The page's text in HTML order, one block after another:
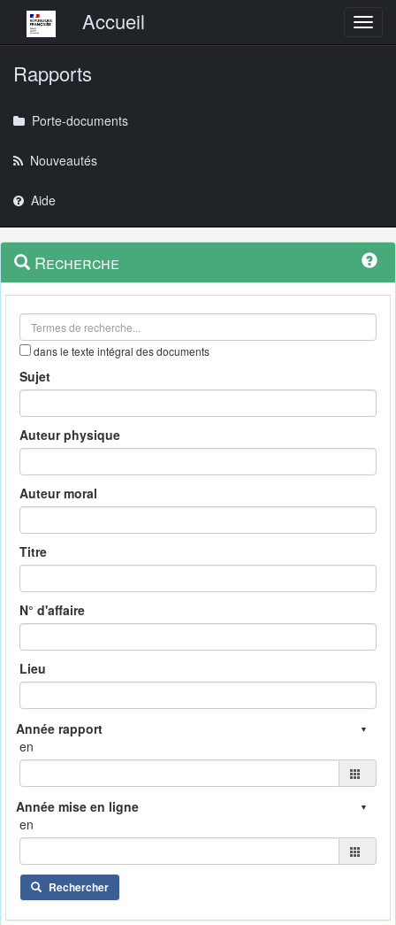
Menu principalAccueil
Rapports
Porte-documents
Nouveautés
Aide
Navigation
outils
Menu
contextuel
Recherche
dans le texte intégral des documents
Sujet
Auteur physique
Auteur moral
Titre
N° d'affaire
Lieu
en
en
Rechercher